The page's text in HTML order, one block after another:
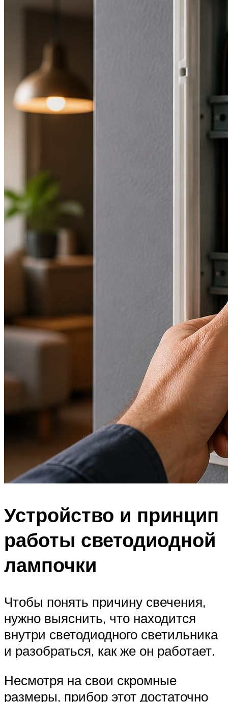
Устройство и принцип
работы светодиодной
лампочки
Чтобы понять причину свечения,
нужно выяснить, что находится
внутри светодиодного светильника
и разобраться, как же он работает.
Несмотря на свои скромные
размеры, прибор этот достаточно